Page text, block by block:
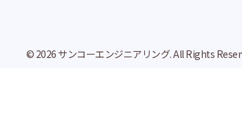
© 2026 サンコーエンジニアリング. All Rights